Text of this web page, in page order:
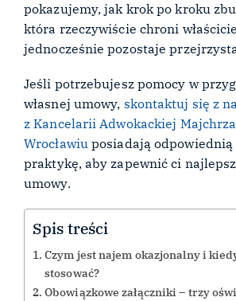
pokazujemy, jak krok po kroku
która rzeczywiście chroni
jednocześnie pozostaje
Jeśli potrzebujesz pomocy w
własnej umowy, skontaktuj się z
z Kancelarii Adwokackiej
Wrocławiuposiadają odpowiednią
praktykę, aby zapewnić ci
umowy.
Spis treści
Czym jest najem okazjonalny i
stosować?
Obowiązkowe załączniki – trzy